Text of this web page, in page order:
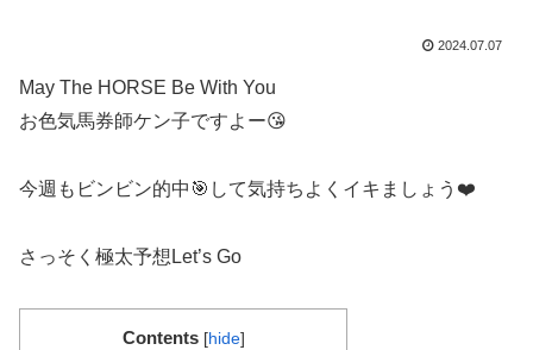
2024.07.07
May The HORSE Be With You
お色気馬券師ケン子ですよー😘
今週もビンビン的中🎯して気持ちよくイキましょう❤️
さっそく極太予想Let’s Go
Contents [hide]